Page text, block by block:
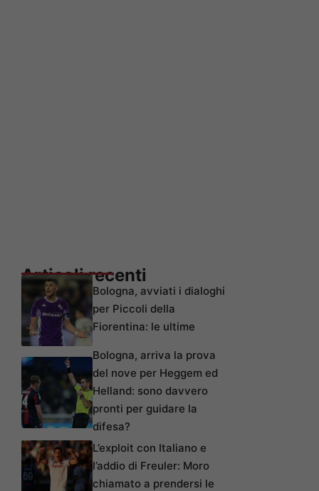
Articoli recenti
Bologna, avviati i dialoghi
per Piccoli della
Fiorentina: le ultime
Bologna, arriva la prova
del nove per Heggem ed
Helland: sono davvero
pronti per guidare la
difesa?
L’exploit con Italiano e
l’addio di Freuler: Moro
chiamato a prendersi le